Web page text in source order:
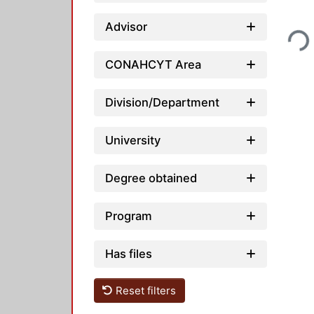
Advisor
CONAHCYT Area
Division/Department
University
Degree obtained
Program
Has files
Reset filters
Loading...